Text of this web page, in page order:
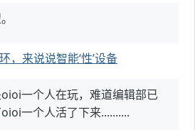
，来说说智能‘性’设备
一个人在玩，难道编辑部已
一个人活了下来..........